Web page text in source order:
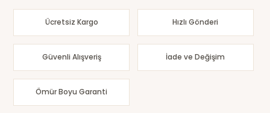
Ücretsiz Kargo Hızlı Gönderi
Güvenli Alışveriş İade ve Değişim
Ömür Boyu Garanti